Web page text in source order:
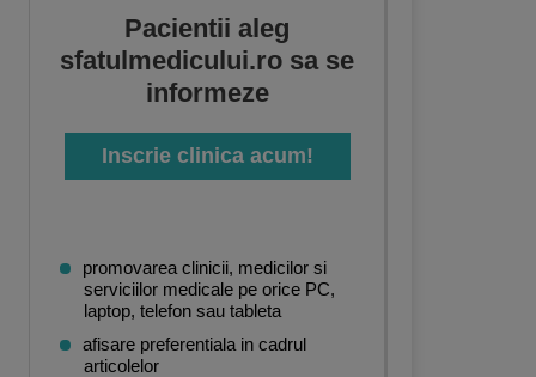
Pacientii aleg
sfatulmedicului.ro sa se
informeze
Inscrie clinica acum!
promovarea clinicii, medicilor si
serviciilor medicale pe orice PC,
laptop, telefon sau tableta
afisare preferentiala in cadrul
articolelor